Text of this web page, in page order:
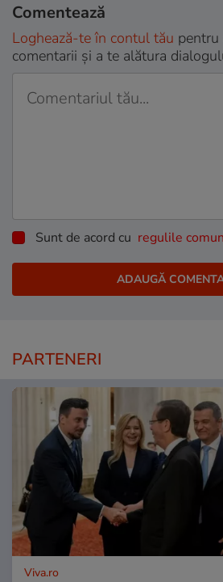
Comentează
Loghează-te în contul tău pentru
comentarii și a te alătura
Sunt de acord cu regulile
PARTENERI
Viva.ro